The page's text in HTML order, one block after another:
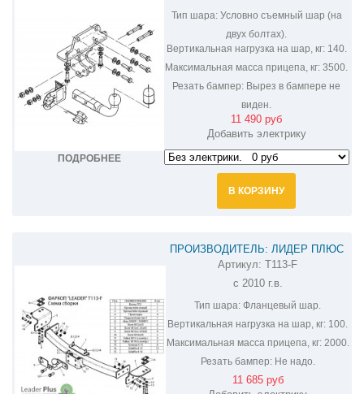
ПОДРОБНЕЕ
Тип шара:Условно съемный шар (на
двух болтах).
Вертикальная нагрузка на шар, кг:140.
Максимальная масса прицепа, кг: 3500.
Резать бампер: Вырез в бампере не
виден.
11 490 руб
Добавить электрику
В КОРЗИНУ
ПРОИЗВОДИТЕЛЬ: ЛИДЕР ПЛЮС
ФАРКОП НА LEXUS GX 460 T113-F
Артикул: T113-F
c 2010 г.в.
Тип шара: Фланцевый шар.
Вертикальная нагрузка на шар, кг: 100.
Максимальная масса прицепа, кг:2000.
Резать бампер:Не надо.
11 685 руб